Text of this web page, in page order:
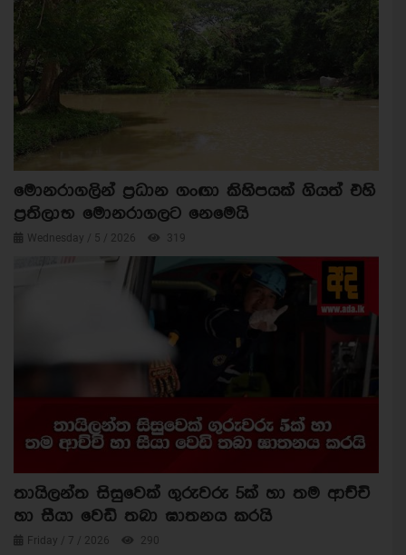
මොනරාගලින් ප්‍රධාන ගංඟා කිහිපයක් ගියත් එහි
ප්‍රතිලාභ මොනරාගලට නෙමෙයි
Wednesday / 5 / 2026 319
තායිලන්ත සිසුවෙක් ගුරුවරු 5ක් හා තම ආච්චි
හා සීයා වෙඩි තබා ඝාතනය කරයි
Friday / 7 / 2026 290